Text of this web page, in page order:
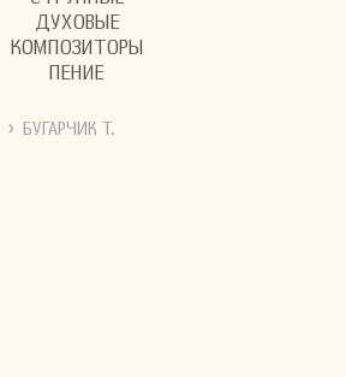
ДУХОВЫЕ
КОМПОЗИТОРЫ
ПЕНИЕ
› БУГАРЧИК Т.